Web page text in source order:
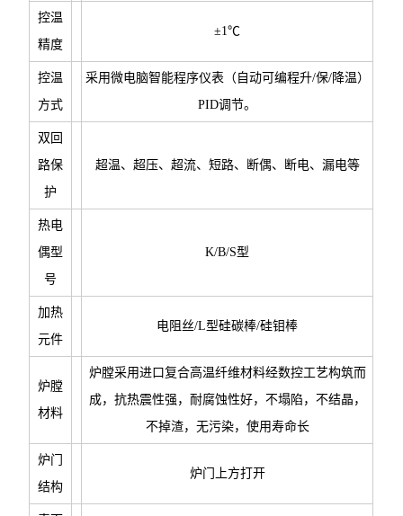
控温
精度
±1℃
控温
方式
采用微电脑智能程序仪表（自动可编程升/保/降温）
PID调节。
双回
路保
护
超温、超压、超流、短路、断偶、断电、漏电等
热电
偶型
号
K/B/S型
加热
元件
电阻丝/L型硅碳棒/硅钼棒
炉膛
材料
炉膛采用进口复合高温纤维材料经数控工艺构筑而
成，抗热震性强，耐腐蚀性好，不塌陷，不结晶，
不掉渣，无污染，使用寿命长
炉门
结构
炉门上方打开